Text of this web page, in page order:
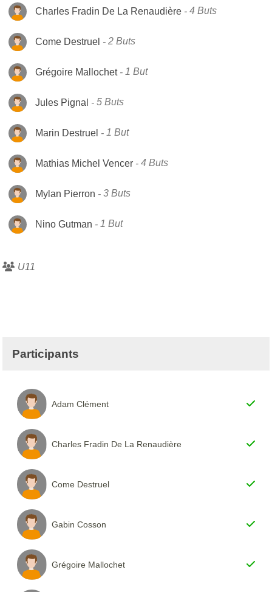
Charles Fradin De La Renaudière 4 Buts
Come Destruel 2 Buts
Grégoire Mallochet 1 But
Jules Pignal 5 Buts
Marin Destruel 1 But
Mathias Michel Vencer 4 Buts
Mylan Pierron 3 Buts
Nino Gutman 1 But
U11
Participants
Adam Clément
Charles Fradin De La Renaudière
Come Destruel
Gabin Cosson
Grégoire Mallochet